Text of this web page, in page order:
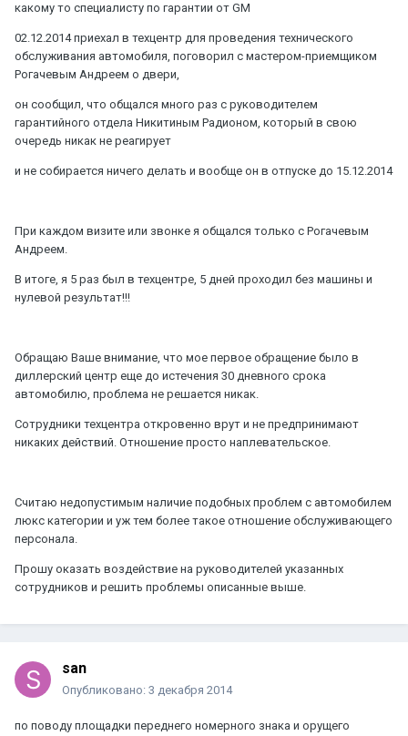
какому то специалисту по гарантии от GM
02.12.2014 приехал в техцентр для проведения технического
обслуживания автомобиля, поговорил с мастером-приемщиком
Рогачевым Андреем о двери,
он сообщил, что общался много раз с руководителем
гарантийного отдела Никитиным Радионом, который в свою
очередь никак не реагирует
и не собирается ничего делать и вообще он в отпуске до 15.12.2014
При каждом визите или звонке я общался только с Рогачевым
Андреем.
В итоге, я 5 раз был в техцентре, 5 дней проходил без машины и
нулевой результат!!!
Обращаю Ваше внимание, что мое первое обращение было в
диллерский центр еще до истечения 30 дневного срока
автомобилю, проблема не решается никак.
Сотрудники техцентра откровенно врут и не предпринимают
никаких действий. Отношение просто наплевательское.
Считаю недопустимым наличие подобных проблем с автомобилем
люкс категории и уж тем более такое отношение обслуживающего
персонала.
Прошу оказать воздействие на руководителей указанных
сотрудников и решить проблемы описанные выше.
san
Опубликовано: 3 декабря 2014
по поводу площадки переднего номерного знака и орущего